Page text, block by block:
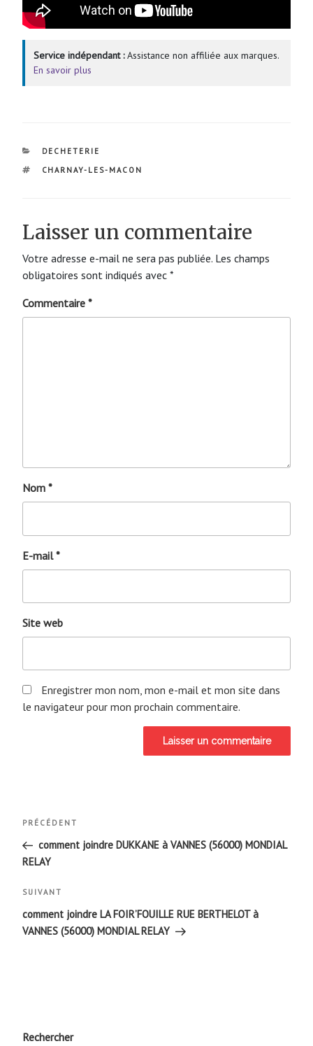
Service indépendant :Assistance non affiliée aux marques.
En savoir plus
CATÉGORIES
DECHETERIE
ÉTIQUETTES
CHARNAY-LES-MACON
Laisser un commentaire
Votre adresse e-mail ne sera pas publiée. Les champs
obligatoires sont indiqués avec *
Commentaire *
Nom *
E-mail*
Site web
Enregistrer mon nom, mon e-mail et mon site dans
le navigateur pour mon prochain commentaire.
Navigation
de
l’article
Article
précédent
PRÉCÉDENT
comment joindre DUKKANE à VANNES (56000) MONDIAL
RELAY
Article
suivant
SUIVANT
comment joindre LA FOIR’FOUILLE RUE BERTHELOT à
VANNES (56000) MONDIAL RELAY
Rechercher